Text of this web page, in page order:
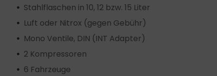
Stahlflaschen in 10, 12 bzw. 15 Liter
Luft oder Nitrox (gegen Gebühr)
Mono Ventile, DIN (INT Adapter)
2 Kompressoren
6 Fahrzeuge